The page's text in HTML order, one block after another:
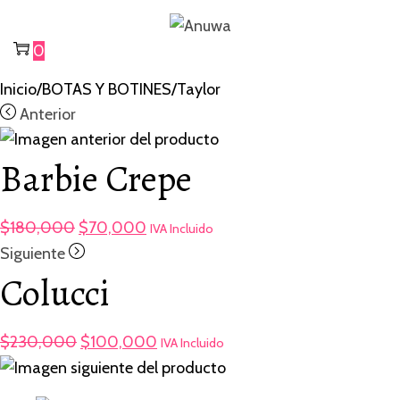
a
navegación
al 0
Inicio/BOTAS Y BOTINES/Taylor
Anterior
Barbie Crepe
$180,000 Original
price
was:
$180,000.
$70,000 Current
IVA Incluido
Siguiente
Colucci
$230,000 Original
price
$100,000 Current
price
IVA Incluido